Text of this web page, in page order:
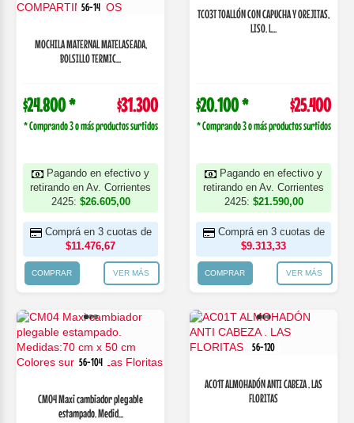
56-14
MOCHILA MATERNAL MATELASEADA,
BOLSILLO TERMIC...
$24.800 * $31.300
* Comprando 3 o más productos surtidos
Pagando en efectivo y
retirando en Av. Corrientes
2425: $26.605,00
Comprá en 3 cuotas de
$11.476,67
COMPRAR VER MÁS
TC03T TOALLÓN CON CAPUCHA Y OREJITAS,
LISO. L...
$20.100 * $25.400
* Comprando 3 o más productos surtidos
Pagando en efectivo y
retirando en Av. Corrientes
2425: $21.590,00
Comprá en 3 cuotas de
$9.313,33
COMPRAR VER MÁS
56-104
CM04 Maxi cambiador plegable
estampado. Medid...
56-120
AC01T ALMOHADÓN ANTI CABEZA . LAS
FLORITAS